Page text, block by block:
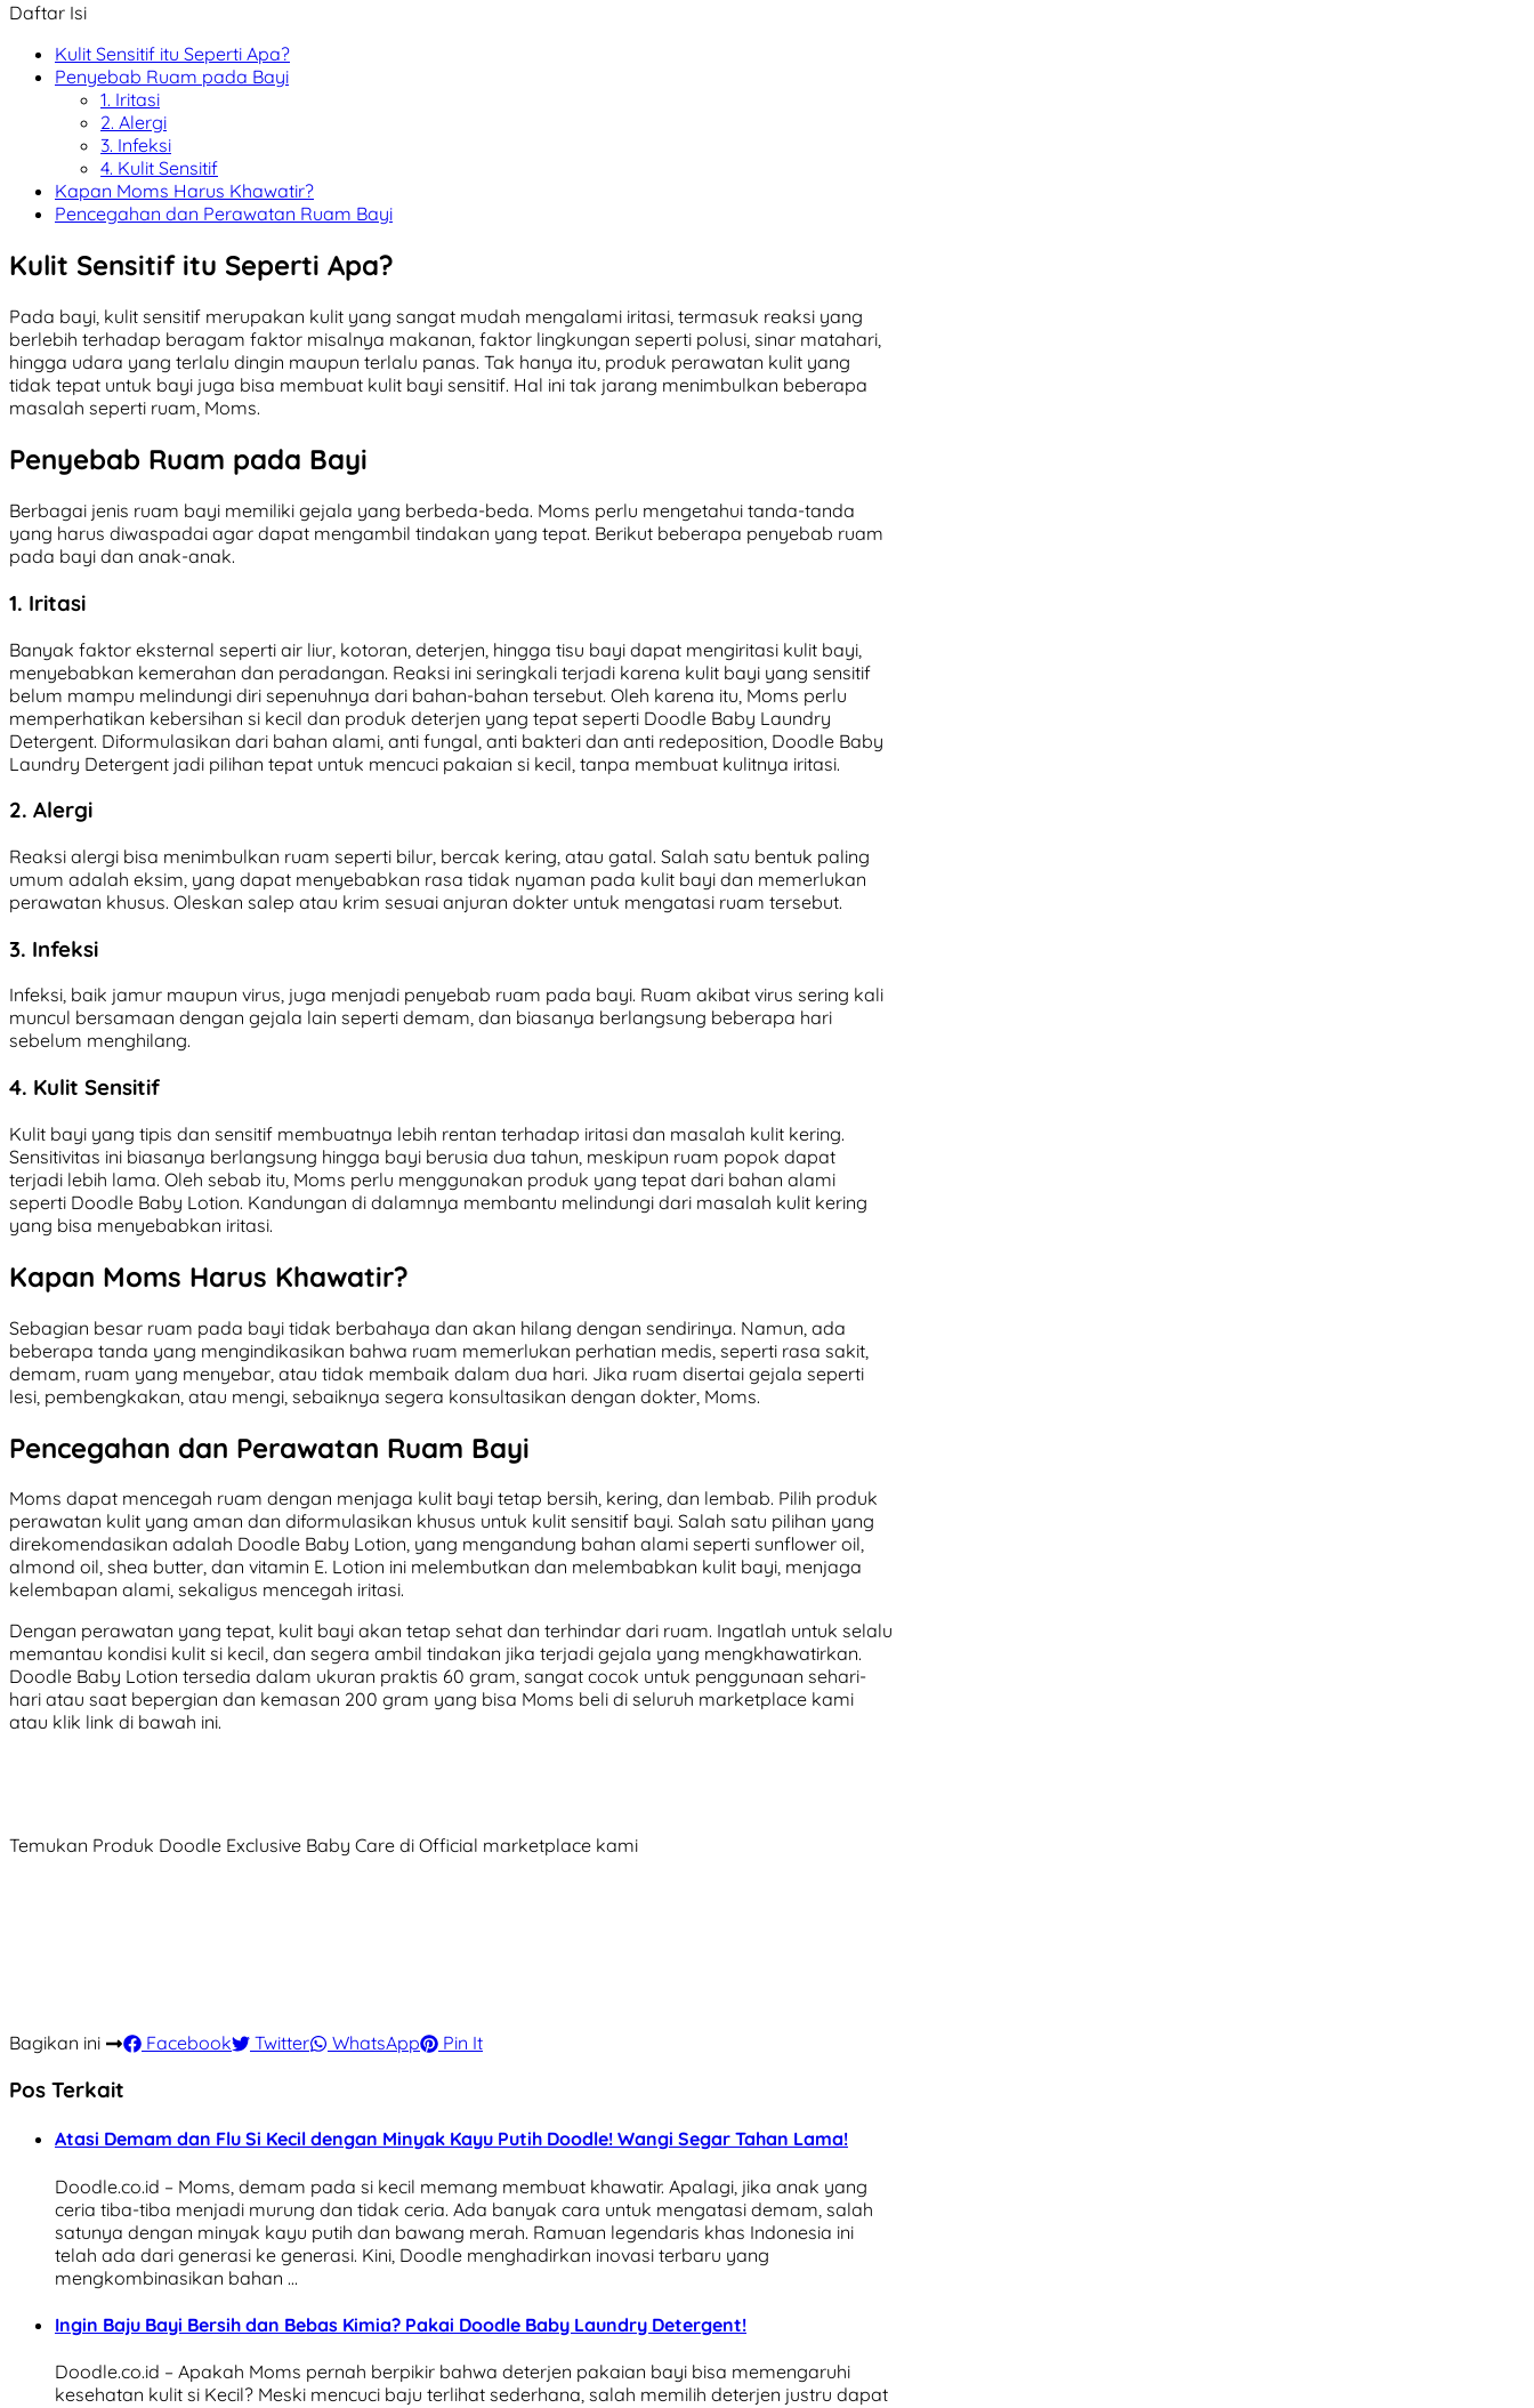
Daftar Isi
Kulit Sensitif itu Seperti Apa?
Penyebab Ruam pada Bayi
1. Iritasi
2. Alergi
3. Infeksi
4. Kulit Sensitif
Kapan Moms Harus Khawatir?
Pencegahan dan Perawatan Ruam Bayi
Kulit Sensitif itu Seperti Apa?
Pada bayi, kulit sensitif merupakan kulit yang sangat mudah mengalami iritasi, termasuk reaksi yang
berlebih terhadap beragam faktor misalnya makanan, faktor lingkungan seperti polusi, sinar matahari,
hingga udara yang terlalu dingin maupun terlalu panas. Tak hanya itu, produk perawatan kulit yang
tidak tepat untuk bayi juga bisa membuat kulit bayi sensitif. Hal ini tak jarang menimbulkan beberapa
masalah seperti ruam, Moms.
Penyebab Ruam pada Bayi
Berbagai jenis ruam bayi memiliki gejala yang berbeda-beda. Moms perlu mengetahui tanda-tanda
yang harus diwaspadai agar dapat mengambil tindakan yang tepat. Berikut beberapa penyebab ruam
pada bayi dan anak-anak.
1. Iritasi
Banyak faktor eksternal seperti air liur, kotoran, deterjen, hingga tisu bayi dapat mengiritasi kulit bayi,
menyebabkan kemerahan dan peradangan. Reaksi ini seringkali terjadi karena kulit bayi yang sensitif
belum mampu melindungi diri sepenuhnya dari bahan-bahan tersebut. Oleh karena itu, Moms perlu
memperhatikan kebersihan si kecil dan produk deterjen yang tepat seperti Doodle Baby Laundry
Detergent. Diformulasikan dari bahan alami, anti fungal, anti bakteri dan anti redeposition, Doodle Baby
Laundry Detergent jadi pilihan tepat untuk mencuci pakaian si kecil, tanpa membuat kulitnya iritasi.
2. Alergi
Reaksi alergi bisa menimbulkan ruam seperti bilur, bercak kering, atau gatal. Salah satu bentuk paling
umum adalah eksim, yang dapat menyebabkan rasa tidak nyaman pada kulit bayi dan memerlukan
perawatan khusus. Oleskan salep atau krim sesuai anjuran dokter untuk mengatasi ruam tersebut.
3. Infeksi
Infeksi, baik jamur maupun virus, juga menjadi penyebab ruam pada bayi. Ruam akibat virus sering kali
muncul bersamaan dengan gejala lain seperti demam, dan biasanya berlangsung beberapa hari
sebelum menghilang.
4. Kulit Sensitif
Kulit bayi yang tipis dan sensitif membuatnya lebih rentan terhadap iritasi dan masalah kulit kering.
Sensitivitas ini biasanya berlangsung hingga bayi berusia dua tahun, meskipun ruam popok dapat
terjadi lebih lama. Oleh sebab itu, Moms perlu menggunakan produk yang tepat dari bahan alami
seperti Doodle Baby Lotion. Kandungan di dalamnya membantu melindungi dari masalah kulit kering
yang bisa menyebabkan iritasi.
Kapan Moms Harus Khawatir?
Sebagian besar ruam pada bayi tidak berbahaya dan akan hilang dengan sendirinya. Namun, ada
beberapa tanda yang mengindikasikan bahwa ruam memerlukan perhatian medis, seperti rasa sakit,
demam, ruam yang menyebar, atau tidak membaik dalam dua hari. Jika ruam disertai gejala seperti
lesi, pembengkakan, atau mengi, sebaiknya segera konsultasikan dengan dokter, Moms.
Pencegahan dan Perawatan Ruam Bayi
Moms dapat mencegah ruam dengan menjaga kulit bayi tetap bersih, kering, dan lembab. Pilih produk
perawatan kulit yang aman dan diformulasikan khusus untuk kulit sensitif bayi. Salah satu pilihan yang
direkomendasikan adalah Doodle Baby Lotion, yang mengandung bahan alami seperti sunflower oil,
almond oil, shea butter, dan vitamin E. Lotion ini melembutkan dan melembabkan kulit bayi, menjaga
kelembapan alami, sekaligus mencegah iritasi.
Dengan perawatan yang tepat, kulit bayi akan tetap sehat dan terhindar dari ruam. Ingatlah untuk selalu
memantau kondisi kulit si kecil, dan segera ambil tindakan jika terjadi gejala yang mengkhawatirkan.
Doodle Baby Lotion tersedia dalam ukuran praktis 60 gram, sangat cocok untuk penggunaan sehari-
hari atau saat bepergian dan kemasan 200 gram yang bisa Moms beli di seluruh marketplace kami
atau klik link di bawah ini.
Temukan Produk Doodle Exclusive Baby Care di Official marketplace kami
Bagikan ini Facebook Twitter WhatsApp Pin It
Pos Terkait
Atasi Demam dan Flu Si Kecil dengan Minyak Kayu Putih Doodle! Wangi Segar Tahan Lama!
Doodle.co.id – Moms, demam pada si kecil memang membuat khawatir. Apalagi, jika anak yang
ceria tiba-tiba menjadi murung dan tidak ceria. Ada banyak cara untuk mengatasi demam, salah
satunya dengan minyak kayu putih dan bawang merah. Ramuan legendaris khas Indonesia ini
telah ada dari generasi ke generasi. Kini, Doodle menghadirkan inovasi terbaru yang
mengkombinasikan bahan …
Ingin Baju Bayi Bersih dan Bebas Kimia? Pakai Doodle Baby Laundry Detergent!
Doodle.co.id – Apakah Moms pernah berpikir bahwa deterjen pakaian bayi bisa memengaruhi
kesehatan kulit si Kecil? Meski mencuci baju terlihat sederhana, salah memilih deterjen justru dapat